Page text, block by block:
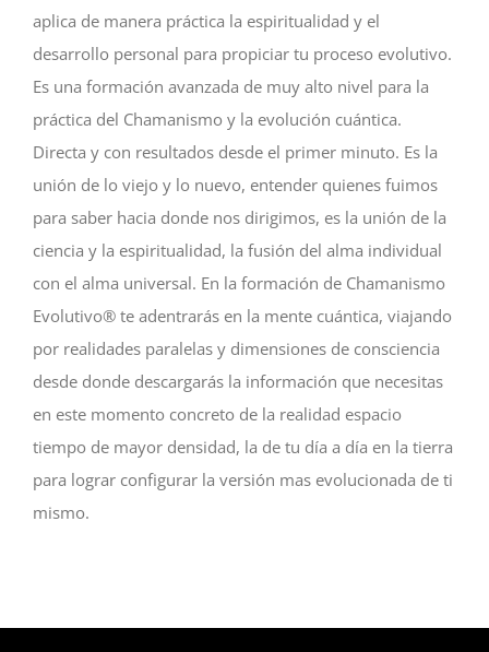
aplica de manera práctica la espiritualidad y el
desarrollo personal para propiciar tu proceso evolutivo.
Es una formación avanzada de muy alto nivel para la
práctica del Chamanismo y la evolución cuántica.
Directa y con resultados desde el primer minuto. Es la
unión de lo viejo y lo nuevo, entender quienes fuimos
para saber hacia donde nos dirigimos, es la unión de la
ciencia y la espiritualidad, la fusión del alma individual
con el alma universal. En la formación de Chamanismo
Evolutivo® te adentrarás en la mente cuántica, viajando
por realidades paralelas y dimensiones de consciencia
desde donde descargarás la información que necesitas
en este momento concreto de la realidad espacio
tiempo de mayor densidad, la de tu día a día en la tierra
para lograr configurar la versión mas evolucionada de ti
mismo.